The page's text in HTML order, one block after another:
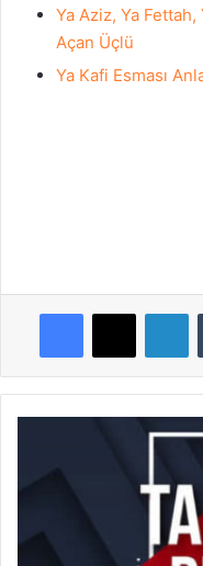
Ya Aziz, Ya Fettah,
Açan Üçlü
Ya Kafi Esması
Facebook
X
Tarihte